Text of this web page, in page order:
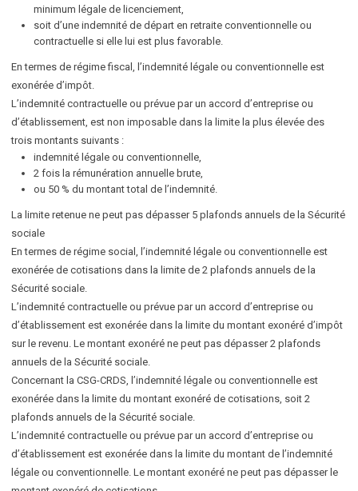
minimum légale de licenciement,
soit d’une indemnité de départ en retraite conventionnelle ou
contractuelle si elle lui est plus favorable.
En termes de régime fiscal, l’indemnité légale ou conventionnelle est
exonérée d’impôt.
L’indemnité contractuelle ou prévue par un accord d’entreprise ou
d’établissement, est non imposable dans la limite la plus élevée des
trois montants suivants :
indemnité légale ou conventionnelle,
2 fois la rémunération annuelle brute,
ou 50 % du montant total de l’indemnité.
La limite retenue ne peut pas dépasser 5 plafonds annuels de la Sécurité
sociale
En termes de régime social, l’indemnité légale ou conventionnelle est
exonérée de cotisations dans la limite de 2 plafonds annuels de la
Sécurité sociale.
L’indemnité contractuelle ou prévue par un accord d’entreprise ou
d’établissement est exonérée dans la limite du montant exonéré d’impôt
sur le revenu. Le montant exonéré ne peut pas dépasser 2 plafonds
annuels de la Sécurité sociale.
Concernant la CSG-CRDS, l’indemnité légale ou conventionnelle est
exonérée dans la limite du montant exonéré de cotisations, soit 2
plafonds annuels de la Sécurité sociale.
L’indemnité contractuelle ou prévue par un accord d’entreprise ou
d’établissement est exonérée dans la limite du montant de l’indemnité
légale ou conventionnelle. Le montant exonéré ne peut pas dépasser le